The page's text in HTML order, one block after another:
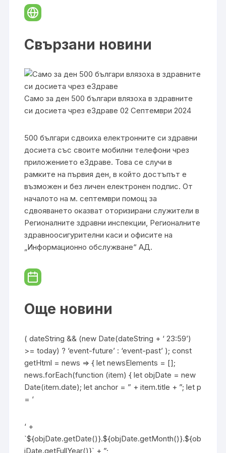
Свързани новини
Само за ден 500 българи влязоха в здравните
си досиета чрез еЗдраве 02 Септември 2024
500 българи сдвоиха електронните си здравни
досиета със своите мобилни телефони чрез
приложението еЗдраве. Това се случи в
рамките на първия ден, в който достъпът е
възможен и без личен електронен подпис. От
началото на м. септември помощ за
сдвояването оказват оторизирани служители в
Регионалните здравни инспекции, Регионалните
здравноосигурителни каси и офисите на
„Информационно обслужване“ АД.
Още новини
( dateString && (new Date(dateString + ‘ 23:59’)
>= today) ? ‘event-future’ : ‘event-past’ ); const
getHtml = news => { let newsElements = [];
news.forEach(function (item) { let objDate = new
Date(item.date); let anchor = ” + item.title + ”; let p
= ‘
‘ +
`${objDate.getDate()}.${objDate.getMonth()}.${ob
jDate.getFullYear()}` + ”;